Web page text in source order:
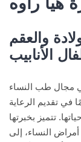
والعقم
الأنابيب
مجال طب النساء
والعقم، بخبرة تمتد لأكثر من 20 عامًا في تقديم الرعاية
تتميز بخبرتها
النساء، إلى